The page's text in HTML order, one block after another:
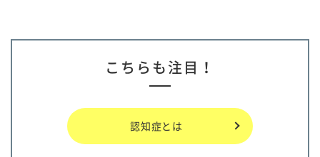
こちらも注目！
認知症とは